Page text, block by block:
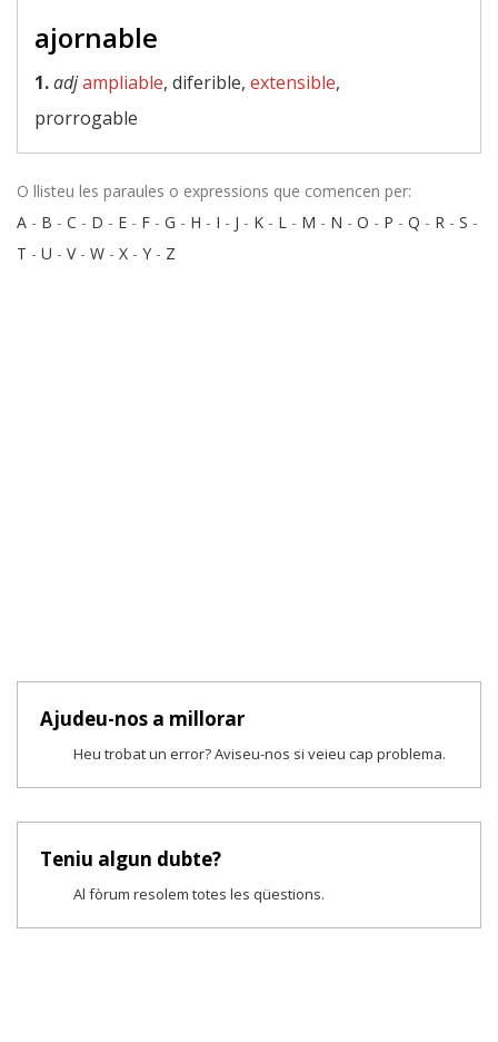
ajornable
1.adjampliable, diferible, extensible,
prorrogable
O llisteu les paraules o expressions que comencen per:
A - B - C - D - E - F - G - H - I - J - K - L - M - N - O - P - Q - R - S -
T - U - V- W - X - Y - Z
Ajudeu-nos a millorar
Heu trobat un error? Aviseu-nos si veieu cap problema.
Teniu algun dubte?
Al fòrum resolem totes les qüestions.